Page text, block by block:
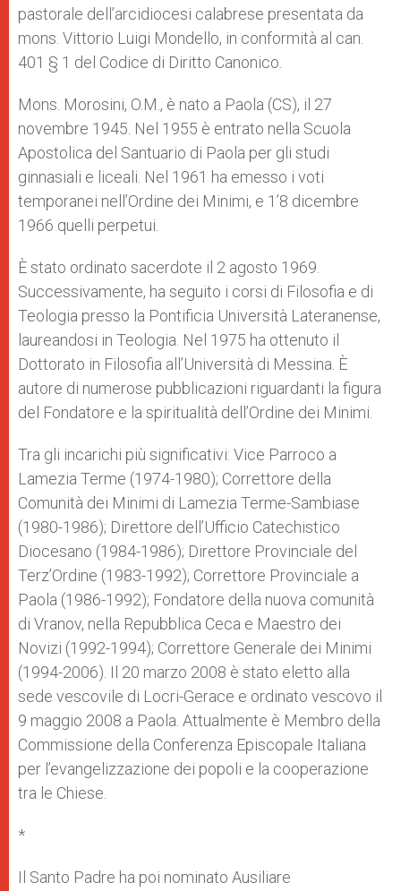
pastorale dell’arcidiocesi calabrese presentata da
mons. Vittorio Luigi Mondello, in conformità al can.
401 § 1 del Codice di Diritto Canonico.
Mons. Morosini, O.M., è nato a Paola (CS), il 27
novembre 1945. Nel 1955 è entrato nella Scuola
Apostolica del Santuario di Paola per gli studi
ginnasiali e liceali. Nel 1961 ha emesso i voti
temporanei nell’Ordine dei Minimi, e 1’8 dicembre
1966 quelli perpetui.
È stato ordinato sacerdote il 2 agosto 1969.
Successivamente, ha seguito i corsi di Filosofia e di
Teologia presso la Pontificia Università Lateranense,
laureandosi in Teologia. Nel 1975 ha ottenuto il
Dottorato in Filosofia all’Università di Messina. È
autore di numerose pubblicazioni riguardanti la figura
del Fondatore e la spiritualità dell’Ordine dei Minimi.
Tra gli incarichi più significativi: Vice Parroco a
Lamezia Terme (1974-1980); Correttore della
Comunità dei Minimi di Lamezia Terme-Sambiase
(1980-1986); Direttore dell’Ufficio Catechistico
Diocesano (1984-1986); Direttore Provinciale del
Terz’Ordine (1983-1992); Correttore Provinciale a
Paola (1986-1992); Fondatore della nuova comunità
di Vranov, nella Repubblica Ceca e Maestro dei
Novizi (1992-1994); Correttore Generale dei Minimi
(1994-2006). Il 20 marzo 2008 è stato eletto alla
sede vescovile di Locri-Gerace e ordinato vescovo il
9 maggio 2008 a Paola. Attualmente è Membro della
Commissione della Conferenza Episcopale Italiana
per l’evangelizzazione dei popoli e la cooperazione
tra le Chiese.
*
Il Santo Padre ha poi nominato Ausiliare